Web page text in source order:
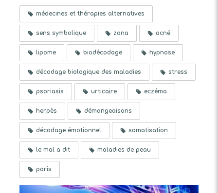
médecines et thérapies alternatives
sens symbolique zona acné
lipome biodécodage hypnose
décodage biologique des maladies stress
psoriasis urticaire eczéma
herpès démangeaisons
décodage émotionnel somatisation
le mal a dit maladies de peau
paris